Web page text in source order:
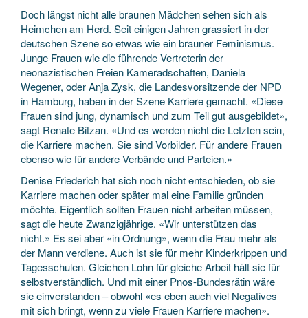
Doch längst nicht alle braunen Mädchen sehen sich als
Heimchen am Herd. Seit einigen Jahren grassiert in der
deutschen Szene so etwas wie ein brauner Feminismus.
Junge Frauen wie die führende Vertreterin der
neonazistischen Freien Kameradschaften, Daniela
Wegener, oder Anja Zysk, die Landesvorsitzende der NPD
in Hamburg, haben in der Szene Karriere gemacht. «Diese
Frauen sind jung, dynamisch und zum Teil gut ausgebildet»,
sagt Renate Bitzan. «Und es werden nicht die Letzten sein,
die Karriere machen. Sie sind Vorbilder. Für andere Frauen
ebenso wie für andere Verbände und Parteien.»
Denise Friederich hat sich noch nicht entschieden, ob sie
Karriere machen oder später mal eine Familie gründen
möchte. Eigentlich sollten Frauen nicht arbeiten müssen,
sagt die heute Zwanzigjährige. «Wir unterstützen das
nicht.» Es sei aber «in Ordnung», wenn die Frau mehr als
der Mann verdiene. Auch ist sie für mehr Kinderkrippen und
Tagesschulen. Gleichen Lohn für gleiche Arbeit hält sie für
selbstverständlich. Und mit einer Pnos-Bundesrätin wäre
sie einverstanden – obwohl «es eben auch viel Negatives
mit sich bringt, wenn zu viele Frauen Karriere machen».